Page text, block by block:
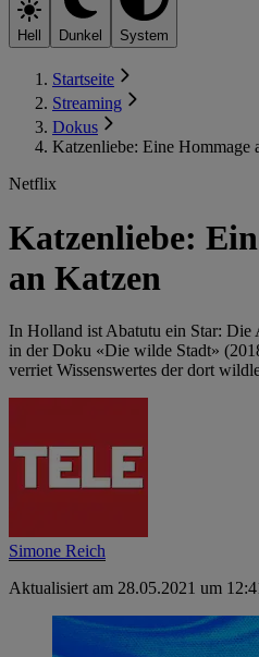
Hell Dunkel System
Startseite
Streaming
Dokus
Katzenliebe: Eine Hommage
Netflix
Katzenliebe:
an Katzen
In Holland ist Abatutu ein Star: Die
in der Doku «Die wilde Stadt»
verriet Wissenswertes der dort
Simone Reich
Aktualisiert am 28.05.2021 um